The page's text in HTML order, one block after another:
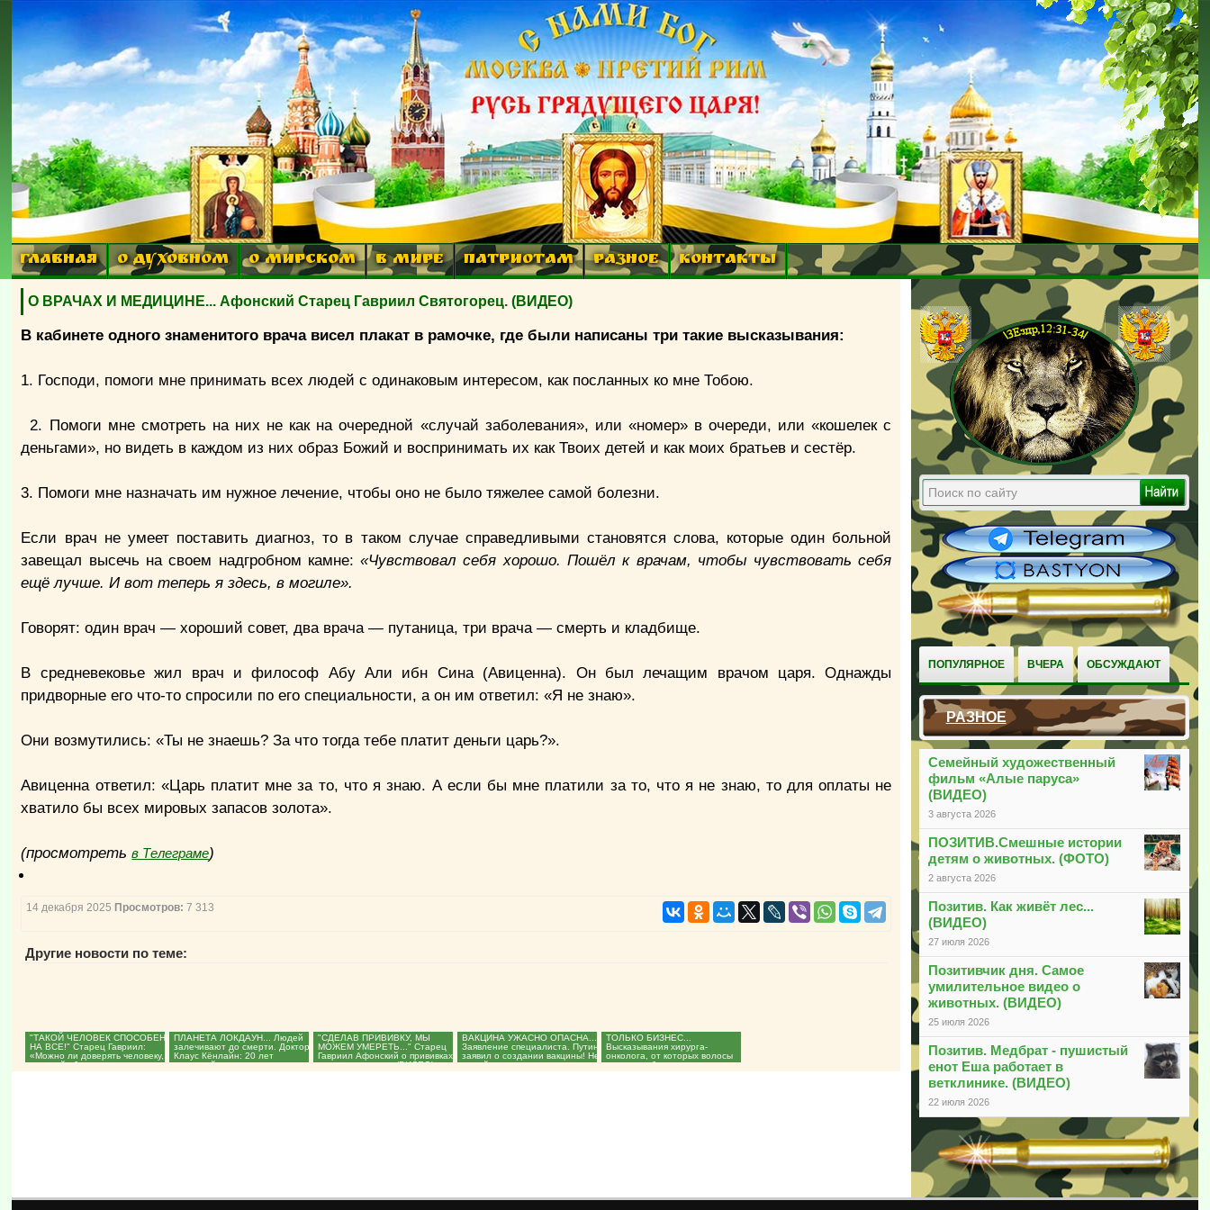
ГЛАВНАЯ О ДУХОВНОМ О МИРСКОМ В МИРЕ ПАТРИОТАМ РАЗНОЕ КОНТАКТЫ
ПОПУЛЯРНОЕ ВЧЕРА ОБСУЖДАЮТ
РАЗНОЕ
Семейный художественный
фильм «Алые паруса»
(ВИДЕО)
3 августа 2026
ПОЗИТИВ.Смешные истории
детям о животных. (ФОТО)
2 августа 2026
Позитив. Как живёт лес...
(ВИДЕО)
27 июля 2026
Позитивчик дня. Самое
умилительное видео о
животных. (ВИДЕО)
25 июля 2026
Позитив. Медбрат - пушистый
енот Еша работает в
ветклинике. (ВИДЕО)
22 июля 2026
О ВРАЧАХ И МЕДИЦИНЕ... Афонский Старец Гавриил Святогорец. (ВИДЕО)
В кабинете одного знаменитого врача висел плакат в рамочке, где были написаны три такие высказывания:
1. Господи, помоги мне принимать всех людей с одинаковым интересом, как посланных ко мне Тобою.
2. Помоги мне смотреть на них не как на очередной «случай заболевания», или «номер» в очереди, или «кошелек с
деньгами», но видеть в каждом из них образ Божий и воспринимать их как Твоих детей и как моих братьев и сестёр.
3. Помоги мне назначать им нужное лечение, чтобы оно не было тяжелее самой болезни.
Если врач не умеет поставить диагноз, то в таком случае справедливыми становятся слова, которые один больной
завещал высечь на своем надгробном камне:«Чувствовал себя хорошо. Пошёл к врачам, чтобы чувствовать себя
ещё лучше. И вот теперь я здесь, в могиле».
Говорят: один врач — хороший совет, два врача — путаница, три врача — смерть и кладбище.
В средневековье жил врач и философ Абу Али ибн Сина (Авиценна). Он был лечащим врачом царя. Однажды
придворные его что-то спросили по его специальности, а он им ответил: «Я не знаю».
Они возмутились: «Ты не знаешь? За что тогда тебе платит деньги царь?».
Авиценна ответил: «Царь платит мне за то, что я знаю. А если бы мне платили за то, что я не знаю, то для оплаты не
хватило бы всех мировых запасов золота».
(просмотретьв Телеграме)
14 декабря 2025 Просмотров: 7 313
Другие новости по теме:
"ТАКОЙ ЧЕЛОВЕК СПОСОБЕН
НА ВСЕ!" Старец Гавриил:
«Можно ли доверять человеку,
который убивает...
ПЛАНЕТА ЛОКДАУН... Людей
залечивают до смерти. Доктор
Клаус Кёнлайн: 20 лет
эпидемий, которых не...
"СДЕЛАВ ПРИВИВКУ, МЫ
МОЖЕМ УМЕРЕТЬ..." Старец
Гавриил Афонский о прививках
от коронавируса. (ВИДЕО)...
ВАКЦИНА УЖАСНО ОПАСНА...
Заявление специалиста. Путин
заявил о создании вакцины! Не
делайте...
ТОЛЬКО БИЗНЕС...
Высказывания хирурга-
онколога, от которых волосы
встают дыбом...